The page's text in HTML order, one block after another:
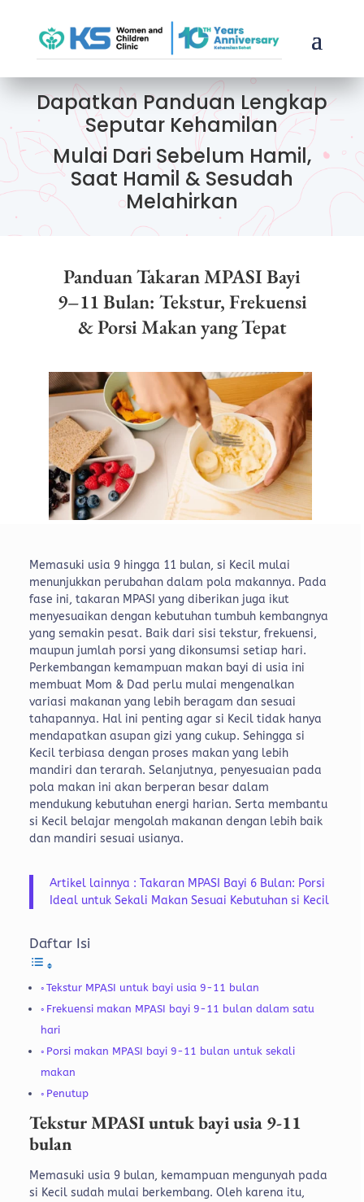
Dapatkan Panduan Lengkap
Seputar Kehamilan
Mulai Dari Sebelum Hamil,
Saat Hamil & Sesudah
Melahirkan
Panduan Takaran MPASI Bayi
9–11 Bulan: Tekstur, Frekuensi
& Porsi Makan yang Tepat
Memasuki usia 9 hingga 11 bulan, si Kecil mulai
menunjukkan perubahan dalam pola makannya. Pada
fase ini, takaran MPASI yang diberikan juga ikut
menyesuaikan dengan kebutuhan tumbuh kembangnya
yang semakin pesat. Baik dari sisi tekstur, frekuensi,
maupun jumlah porsi yang dikonsumsi setiap hari.
Perkembangan kemampuan makan bayi di usia ini
membuat Mom & Dad perlu mulai mengenalkan
variasi makanan yang lebih beragam dan sesuai
tahapannya. Hal ini penting agar si Kecil tidak hanya
mendapatkan asupan gizi yang cukup. Sehingga si
Kecil terbiasa dengan proses makan yang lebih
mandiri dan terarah. Selanjutnya, penyesuaian pada
pola makan ini akan berperan besar dalam
mendukung kebutuhan energi harian. Serta membantu
si Kecil belajar mengolah makanan dengan lebih baik
dan mandiri sesuai usianya.
Artikel lainnya : Takaran MPASI Bayi 6 Bulan: Porsi
Ideal untuk Sekali Makan Sesuai Kebutuhan si Kecil
Daftar Isi
Tekstur MPASI untuk bayi usia 9-11 bulan
Frekuensi makan MPASI bayi 9-11 bulan dalam satu
hari
Porsi makan MPASI bayi 9-11 bulan untuk sekali
makan
Penutup
Tekstur MPASI untuk bayi usia 9-11
bulan
Memasuki usia 9 bulan, kemampuan mengunyah pada
si Kecil sudah mulai berkembang. Oleh karena itu,